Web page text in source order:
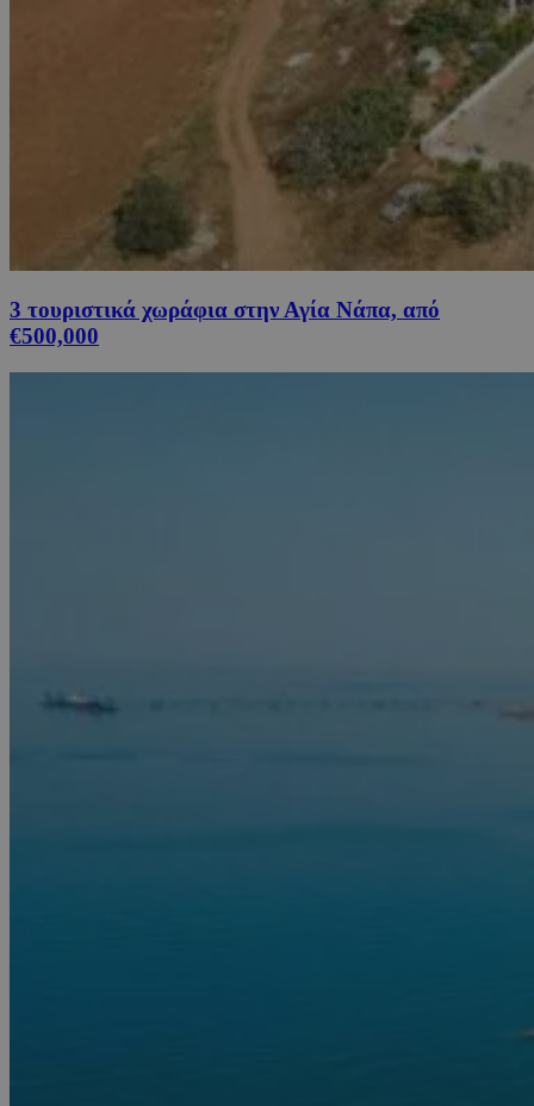
3 τουριστικά χωράφια στην Αγία Νάπα, από
€500,000